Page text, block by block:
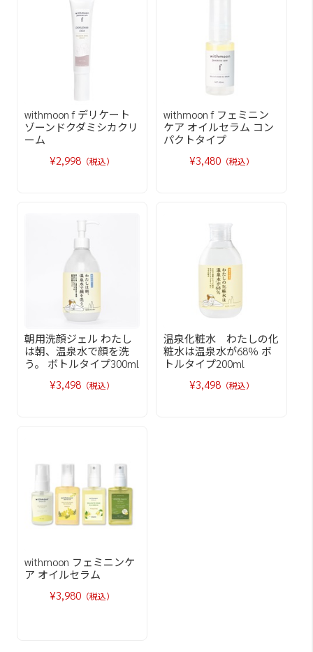
withmoon f デリケート
ゾーンドクダミシカクリ
ーム
¥2,998 （税込）
withmoon f フェミニン
ケア オイルセラム コン
パクトタイプ
¥3,480（税込）
朝用洗顔ジェル わたし
は朝、温泉水で顔を洗
う。 ボトルタイプ300ml
¥3,498 （税込）
温泉化粧水 わたしの化
粧水は温泉水が68％ ボ
トルタイプ200ml
¥3,498（税込）
withmoon フェミニンケ
ア オイルセラム
¥3,980 （税込）